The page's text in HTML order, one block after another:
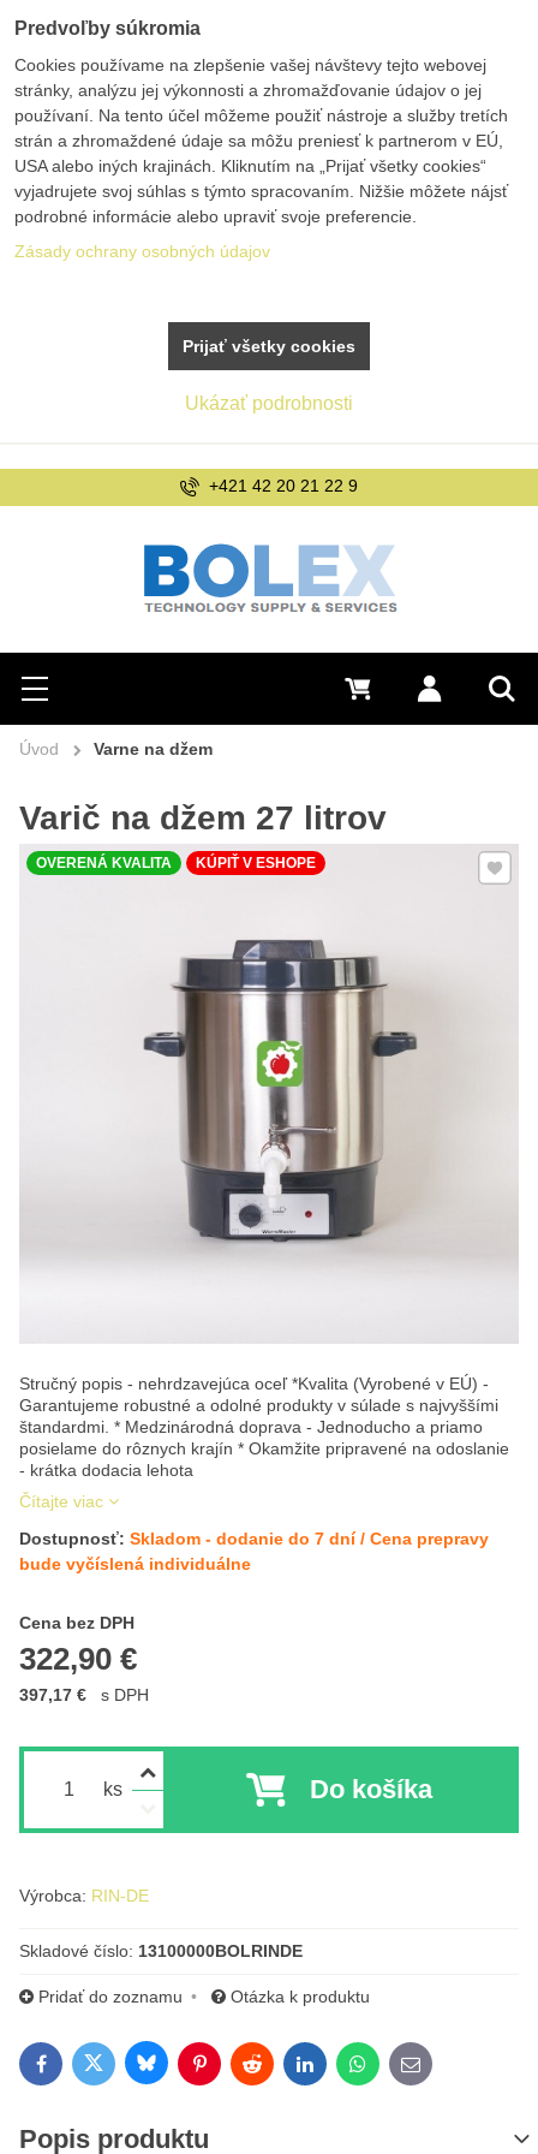
Hľadať
Menu Prihlásiť sa
0 €
+421 42 20 21 22 9
Úvod Varne na džem
Varič na džem 27 litrov
Stručný popis - nehrdzavejúca oceľ *Kvalita (Vyrobené v EÚ) -
Garantujeme robustné a odolné produkty v súlade s najvyššími
štandardmi. * Medzinárodná doprava - Jednoducho a priamo
posielame do rôznych krajín * Okamžite pripravené na odoslanie
- krátka dodacia lehota
Čítajte viac
Pridať
OVERENÁ KVALITA KÚPIŤ V ESHOPE
Dostupnosť: Skladom - dodanie do 7 dní / Cena prepravy
bude vyčíslená individuálne
Cena bez DPH
322,90 €
Cena s DPH
397,17 € s DPH
ks Do košíka
Výrobca: RIN-DE
Skladové číslo: 13100000BOLRINDE
Pridať do zoznamu Otázka k produktu
FacebookTwitterBlueskyPinterestRedditLinkedInWhatsApp
E-mail
Popis produktu
Predvoľby súkromia
Cookies používame na zlepšenie vašej návštevy tejto webovej
stránky, analýzu jej výkonnosti a zhromažďovanie údajov o jej
používaní. Na tento účel môžeme použiť nástroje a služby tretích
strán a zhromaždené údaje sa môžu preniesť k partnerom v EÚ,
USA alebo iných krajinách. Kliknutím na „Prijať všetky cookies“
vyjadrujete svoj súhlas s týmto spracovaním. Nižšie môžete nájsť
podrobné informácie alebo upraviť svoje preferencie.
Zásady ochrany osobných údajov
Ukázať podrobnosti
Prijať všetky cookies